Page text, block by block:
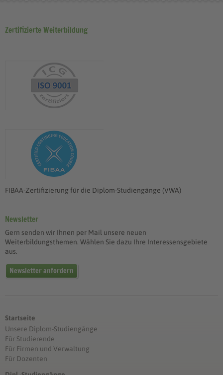
Zertifizierte Weiterbildung
FIBAA-Zertifizierung für die Diplom-Studiengänge (VWA)
Newsletter
Gern senden wir Ihnen per Mail unsere neuen
Weiterbildungsthemen. Wählen Sie dazu Ihre Interessensgebiete
aus.
Newsletter anfordern
Startseite
Unsere Diplom-Studiengänge
Für Studierende
Für Firmen und Verwaltung
Für Dozenten